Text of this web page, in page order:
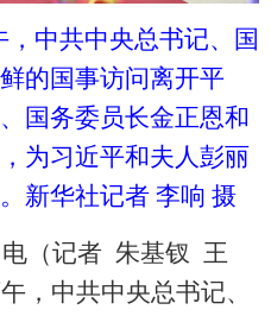
，中共中央总书记、国
的国事访问离开平
国务委员长金正恩和
为习近平和夫人彭丽
新华社记者 李响 摄
电（记者 朱基钗 王
，中共中央总书记、